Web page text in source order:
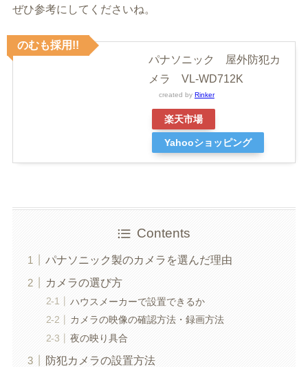
ぜひ参考にしてくださいね。
パナソニック 屋外防犯カ
メラ VL-WD712K
created by Rinker
楽天市場
Yahooショッピング
のむも採用!!
Contents
パナソニック製のカメラを選んだ理由
カメラの選び方
ハウスメーカーで設置できるか
カメラの映像の確認方法・録画方法
夜の映り具合
防犯カメラの設置方法